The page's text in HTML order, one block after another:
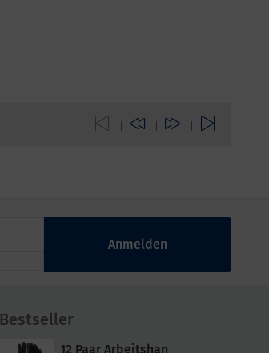
Anmelden
Bestseller
12 Paar Arbeitshan